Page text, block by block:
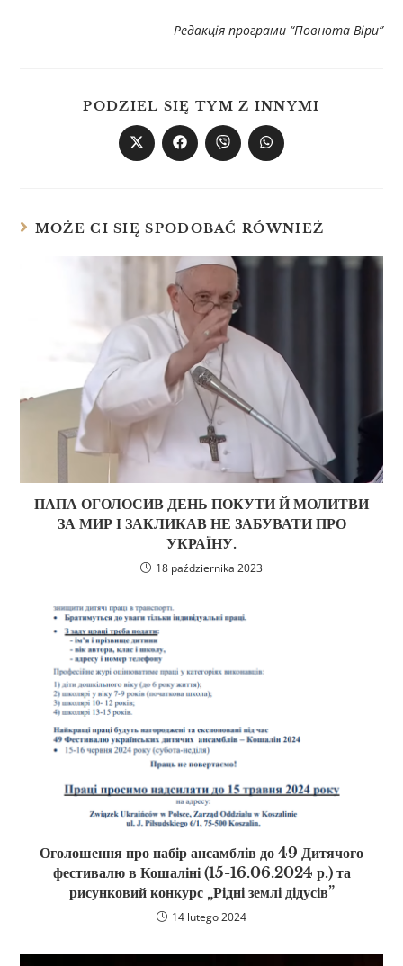
Редакція програми “Повнота Віри”
PODZIEL SIĘ TYM Z INNYMI
MOŻE CI SIĘ SPODOBAĆ RÓWNIEŻ
ПАПА ОГОЛОСИВ ДЕНЬ ПОКУТИ Й МОЛИТВИ
ЗА МИР І ЗАКЛИКАВ НЕ ЗАБУВАТИ ПРО
УКРАЇНУ.
18 października 2023
Оголошення про набір ансамблів до 49 Дитячого
фестивалю в Кошаліні (15-16.06.2024 р.) та
рисунковий конкурс „Рідні землі дідусів”
14 lutego 2024